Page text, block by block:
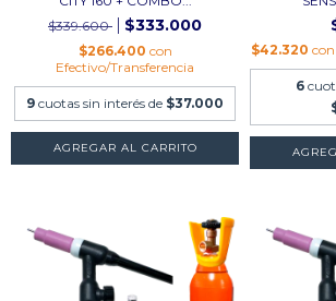
$339.600
$333.000
$266.400 con
Efectivo/Transferencia
9 cuotas sin interés de $37.000
$42.320 con
6